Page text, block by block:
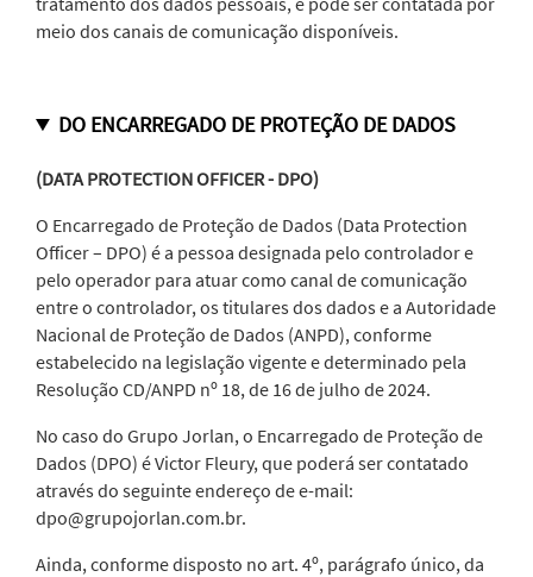
meio dos canais de comunicação disponíveis.
DO ENCARREGADO DE PROTEÇÃO DE DADOS
(DATA PROTECTION OFFICER - DPO)
O Encarregado de Proteção de Dados (Data Protection
Officer – DPO) é a pessoa designada pelo controlador e
pelo operador para atuar como canal de comunicação
entre o controlador, os titulares dos dados e a Autoridade
Nacional de Proteção de Dados (ANPD), conforme
estabelecido na legislação vigente e determinado pela
Resolução CD/ANPD nº 18, de 16 de julho de 2024.
No caso do Grupo Jorlan, o Encarregado de Proteção de
Dados (DPO) é Victor Fleury, que poderá ser contatado
através do seguinte endereço de e-mail:
dpo@grupojorlan.com.br.
Ainda, conforme disposto no art. 4º, parágrafo único, da